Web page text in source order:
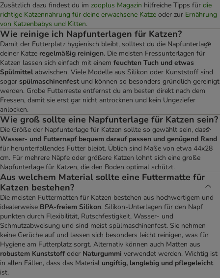
Zusätzlich dazu findest du im zooplus Magazin hilfreiche Tipps für die
richtige Katzennahrung für deine erwachsene Katze oder zur Ernährung
von Katzenbabys und Kitten.
Wie reinige ich Napfunterlagen für Katzen?
Damit der Futterplatz hygienisch bleibt, solltest du die Napfunterlage
deiner Katze regelmäßig reinigen. Die meisten Fressunterlagen für
Katzen lassen sich einfach mit einem feuchten Tuch und etwas
Spülmittelabwischen. Viele Modelle aus Silikon oder Kunststoff sind
sogar spülmaschinenfestund können so besonders gründlich gereinigt
werden. Grobe Futterreste entfernst du am besten direkt nach dem
Fressen, damit sie erst gar nicht antrocknen und kein Ungeziefer
anlocken.
Wie groß sollte eine Napfunterlage für Katzen sein?
Die Größe der Napfunterlage für Katzen sollte so gewählt sein, dass
Wasser- und Futternapf bequem darauf passen und genügend Rand
für herunterfallendes Futter bleibt. Üblich sind Maße von etwa 44x28
cm. Für mehrere Näpfe oder größere Katzen lohnt sich eine große
Napfunterlage für Katzen, die den Boden optimal schützt.
Aus welchem Material sollte eine Futtermatte für
Katzen bestehen?
Die meisten Futtermatten für Katzen bestehen aus hochwertigem und
idealerweise BPA-freiem Silikon. Silikon-Unterlagen für den Napf
punkten durch Flexibilität, Rutschfestigkeit, Wasser- und
Schmutzabweisung und sind meist spülmaschinenfest. Sie nehmen
keine Gerüche auf und lassen sich besonders leicht reinigen, was für
Hygiene am Futterplatz sorgt. Alternativ können auch Matten aus
robustem Kunststoffoder Naturgummi verwendet werden. Wichtig ist
in allen Fällen, dass das Material ungiftig, langlebig und pflegeleicht
ist.